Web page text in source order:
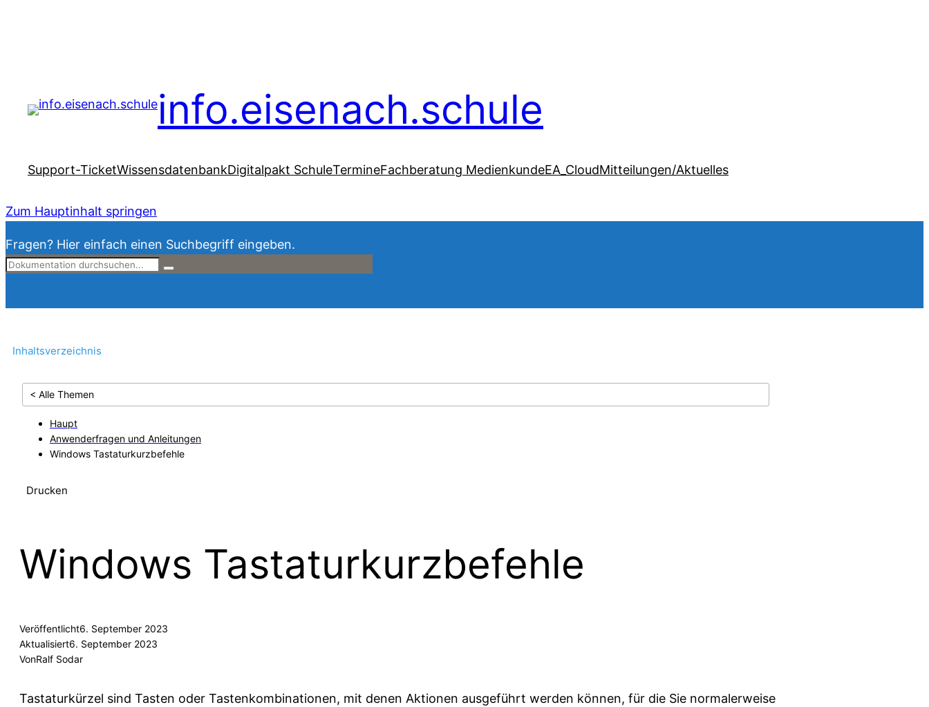
info.eisenach.schule
Support-TicketWissensdatenbankDigitalpakt SchuleTermineFachberatung MedienkundeEA_CloudMitteilungen/Aktuelles
Zum Hauptinhalt springen
Fragen? Hier einfach einen Suchbegriff eingeben.
Inhaltsverzeichnis
< Alle Themen
Haupt
Anwenderfragen und Anleitungen
Windows Tastaturkurzbefehle
Drucken
Windows Tastaturkurzbefehle
Veröffentlicht6. September 2023
Aktualisiert6. September 2023
VonRalf Sodar
Tastaturkürzel sind Tasten oder Tastenkombinationen, mit denen Aktionen ausgeführt werden können, für die Sie normalerweise